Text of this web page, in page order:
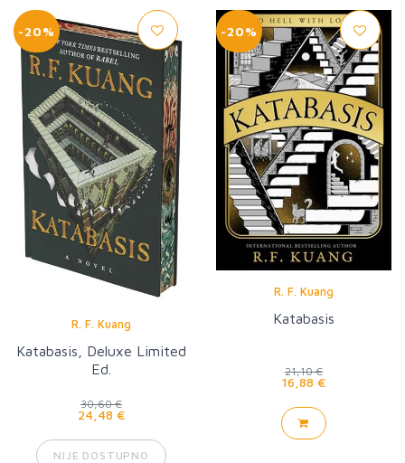
-20%
R. F. Kuang
Katabasis, Deluxe Limited
Ed.
30,60 €
24,48 €
NIJE DOSTUPNO
-20%
R. F. Kuang
Katabasis
21,10 €
16,88 €